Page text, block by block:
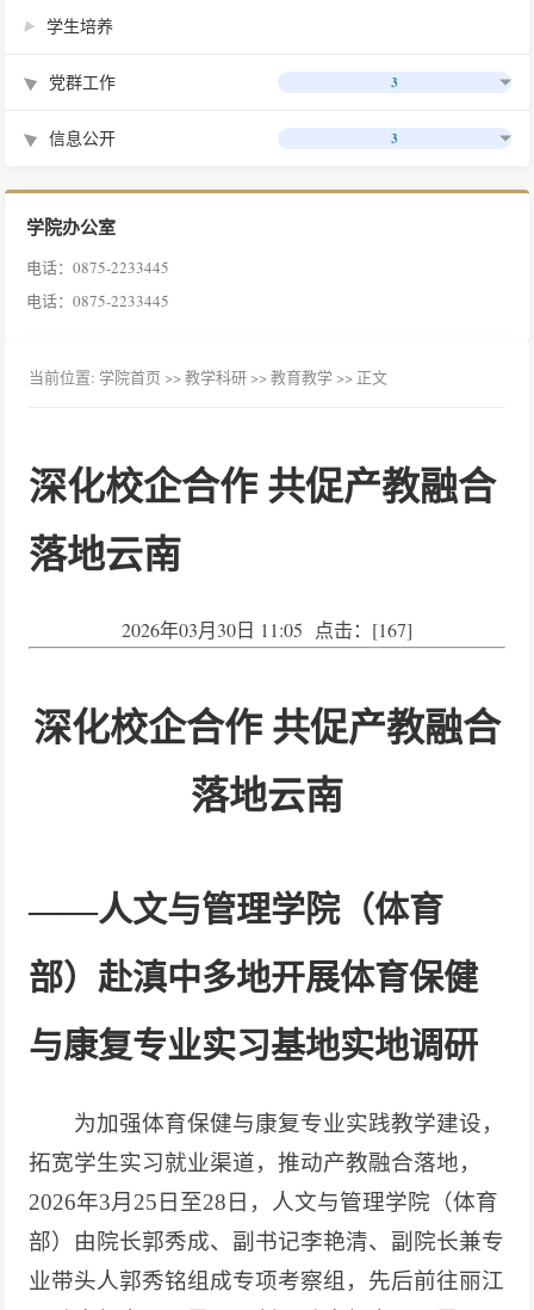
▶ 学生培养
▶ 党群工作 3
▶ 信息公开 3
学院办公室
电话：0875-2233445
电话：0875-2233445
当前位置:学院首页 >> 教学科研 >>教育教学 >> 正文
深化校企合作 共促产教融合
落地云南
2026年03月30日 11:05 点击：[167]
深化校企合作 共促产教融合
落地云南
——人文与管理学院（体育
部）赴滇中多地开展体育保健
与康复专业实习基地实地调研
为加强体育保健与康复专业实践教学建设，
拓宽学生实习就业渠道，推动产教融合落地，
2026年3月25日至28日，人文与管理学院（体育
部） 由院长郭秀成、 副书记李艳清、副院长兼专
业带头人郭秀铭组成专项考察组，先后前往丽江